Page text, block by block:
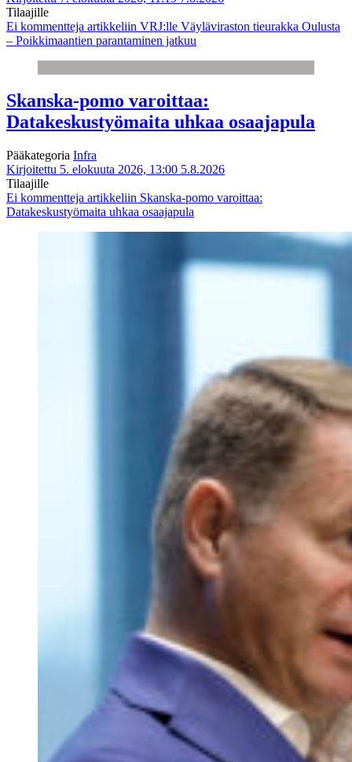
Tilaajille
Ei kommentteja artikkeliin VRJ:lle Väyläviraston tieurakka Oulusta
– Poikkimaantien parantaminen jatkuu
Skanska-pomo varoittaa:
Datakeskustyömaita uhkaa osaajapula
Pääkategoria Infra
Kirjoitettu 5. elokuuta 2026, 13:00 5.8.2026
Tilaajille
Ei kommentteja artikkeliin Skanska-pomo varoittaa:
Datakeskustyömaita uhkaa osaajapula